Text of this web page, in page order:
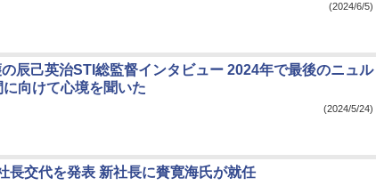
(2024/6/5)
辰己英治STI総監督インタビュー 2024年で最後のニュル
向けて心境を聞いた
(2024/5/24)
長交代を発表 新社長に賚寛海氏が就任